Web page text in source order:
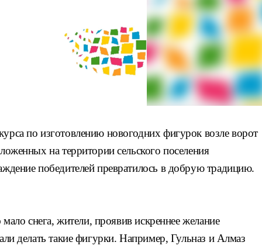
по изготовлению новогодних фигурок возле ворот
на территории сельскогопоселения
победителей превратилось в добрую традицию.
малоснега, жители, проявив искреннее желание
делать такие фигурки. Например, Гульназ и Алмаз